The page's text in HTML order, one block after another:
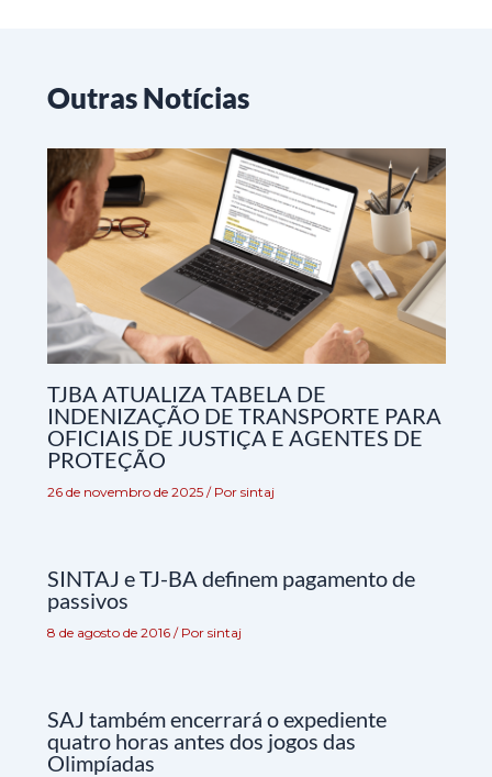
Outras Notícias
TJBA ATUALIZA TABELA DE
INDENIZAÇÃO DE TRANSPORTE PARA
OFICIAIS DE JUSTIÇA E AGENTES DE
PROTEÇÃO
26 de novembro de 2025 / Por sintaj
SINTAJ e TJ-BA definem pagamento de
passivos
8 de agosto de 2016 / Por sintaj
SAJ também encerrará o expediente
quatro horas antes dos jogos das
Olimpíadas